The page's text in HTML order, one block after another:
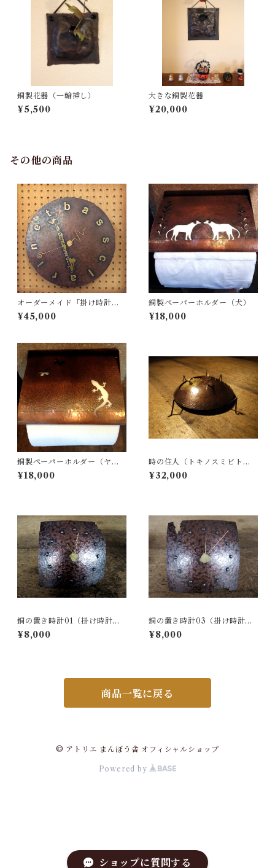
ショップに質問する
銅製花器（一輪挿し）
¥5,500
大きな銅製花器
¥20,000
その他の商品
オーダーメイド「掛け時計／
銅・真鍮製」（例：バスクラ
リネット、マンタでのオーダ
¥45,000
銅製ペーパーホルダー（犬）
¥18,000
銅製ペーパーホルダー（ヤモ
リ）
¥18,000
時の住人（トキノスミビト）T
ypeB 銅製時計
¥32,000
銅の置き時計01（掛け時計に
もなります）
¥8,000
銅の置き時計03（掛け時計に
もなります）
¥8,000
商品一覧に戻る
© アトリエ まんぼう舎 オフィシャルショップ
Powered by